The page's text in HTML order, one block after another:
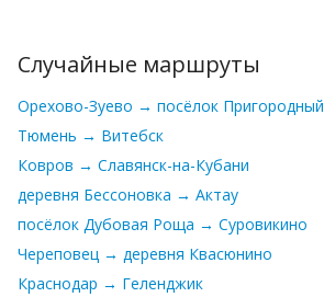
Случайные маршруты
Орехово-Зуево → посёлок Пригородный
Тюмень → Витебск
Ковров → Славянск-на-Кубани
деревня Бессоновка → Актау
посёлок Дубовая Роща → Суровикино
Череповец → деревня Квасюнино
Краснодар → Геленджик